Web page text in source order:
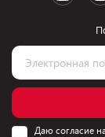
Даю согласие